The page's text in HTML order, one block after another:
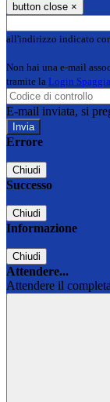
button close ×
all'indirizzo indicato
Non hai una e-mail
tramite la Login
E-mail inviata, si
Errore
Chiudi
Successo
Chiudi
Informazione
Chiudi
Attendere...
Attendere il